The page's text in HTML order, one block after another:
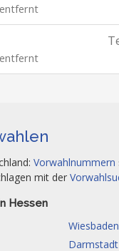
Vorwahlnummern
mit der
Hessen
Wiesbaden
Darmstadt